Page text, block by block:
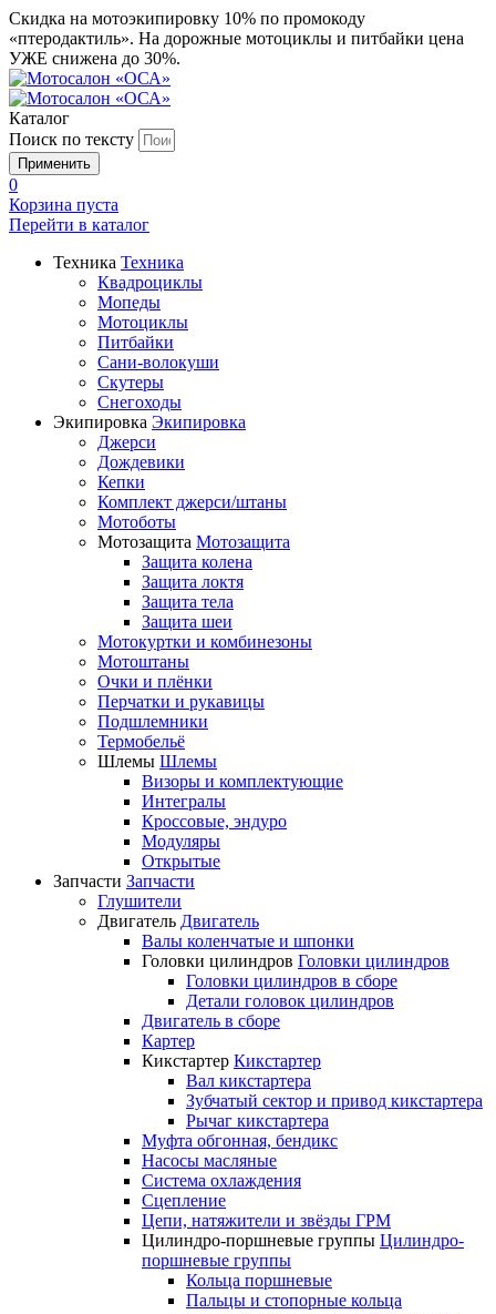
Скидка на мотоэкипировку 10% по промокоду
«птеродактиль». На дорожные мотоциклы и питбайки цена
УЖЕ снижена до 30%.
Каталог
Поиск по тексту
0
Корзина пуста
Перейти в каталог
Техника Техника
Квадроциклы
Мопеды
Мотоциклы
Питбайки
Сани-волокуши
Скутеры
Снегоходы
Экипировка Экипировка
Джерси
Дождевики
Кепки
Комплект джерси/штаны
Мотоботы
Мотозащита Мотозащита
Защита колена
Защита локтя
Защита тела
Защита шеи
Мотокуртки и комбинезоны
Мотоштаны
Очки и плёнки
Перчатки и рукавицы
Подшлемники
Термобельё
Шлемы Шлемы
Визоры и комплектующие
Интегралы
Кроссовые, эндуро
Модуляры
Открытые
Запчасти Запчасти
Глушители
Двигатель Двигатель
Валы коленчатые и шпонки
Головки цилиндров Головки цилиндров
Головки цилиндров в сборе
Детали головок цилиндров
Двигатель в сборе
Картер
Кикстартер Кикстартер
Вал кикстартера
Зубчатый сектор и привод кикстартера
Рычаг кикстартера
Муфта обгонная, бендикс
Насосы масляные
Система охлаждения
Сцепление
Цепи, натяжители и звёзды ГРМ
Цилиндро-поршневые группы Цилиндро-
поршневые группы
Кольца поршневые
Пальцы и стопорные кольца